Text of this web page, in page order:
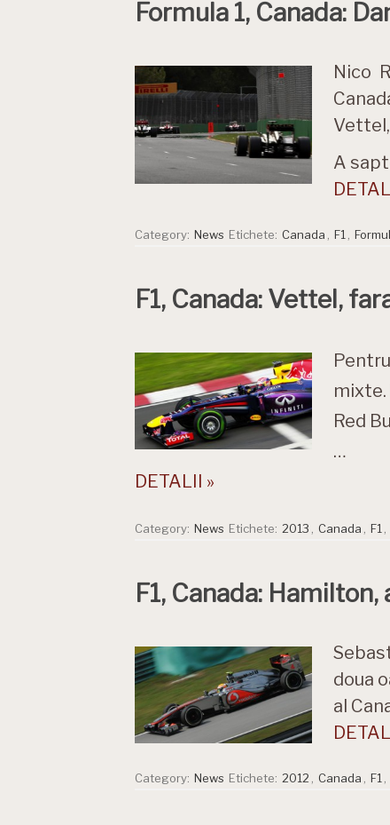
Formula 1, Canada:
Nico
A
Category: News Etichete: Canada F1
F1, Canada: Vettel,
Red
…
DETALII »
Category: News Etichete: 2013 Canada F1
F1, Canada:
doua
al
Category: News Etichete: 2012 Canada F1